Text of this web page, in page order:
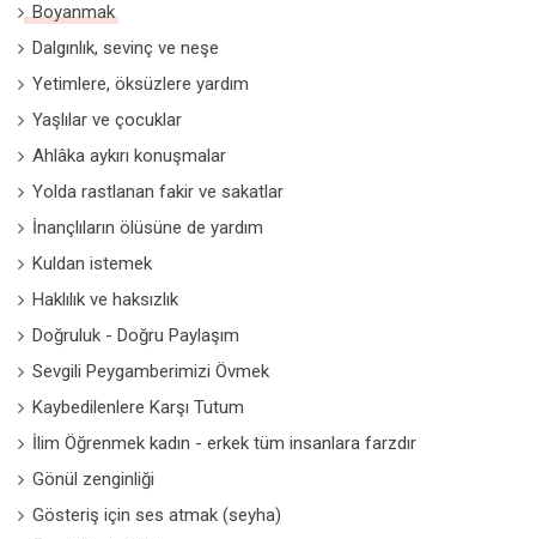
Boyanmak
Dalgınlık, sevinç ve neşe
Yetimlere, öksüzlere yardım
Yaşlılar ve çocuklar
Ahlâka aykırı konuşmalar
Yolda rastlanan fakir ve sakatlar
İnançlıların ölüsüne de yardım
Kuldan istemek
Haklılık ve haksızlık
Doğruluk - Doğru Paylaşım
Sevgili Peygamberimizi Övmek
Kaybedilenlere Karşı Tutum
İlim Öğrenmek kadın - erkek tüm insanlara farzdır
Gönül zenginliği
Gösteriş için ses atmak (seyha)